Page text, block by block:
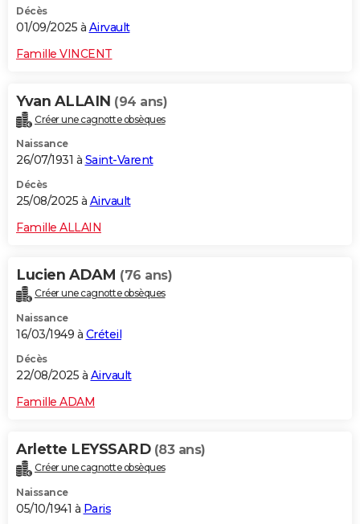
Décès
01/09/2025 à Airvault
Famille VINCENT
Yvan ALLAIN (94 ans)
Créer une cagnotte obsèques
Naissance
26/07/1931 à Saint-Varent
Décès
25/08/2025 à Airvault
Famille ALLAIN
Lucien ADAM (76 ans)
Créer une cagnotte obsèques
Naissance
16/03/1949 à Créteil
Décès
22/08/2025 à Airvault
Famille ADAM
Arlette LEYSSARD (83 ans)
Créer une cagnotte obsèques
Naissance
05/10/1941 à Paris